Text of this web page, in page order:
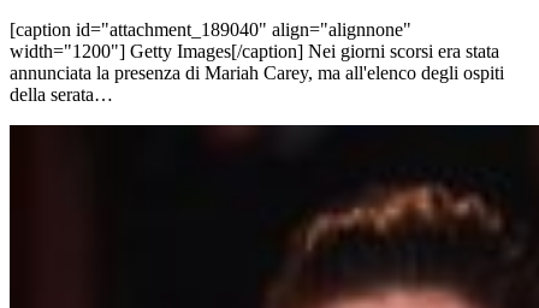
[caption id="attachment_189040" align="alignnone"
width="1200"] Getty Images[/caption] Nei giorni scorsi era stata
annunciata la presenza di Mariah Carey, ma all'elenco degli ospiti
della serata…